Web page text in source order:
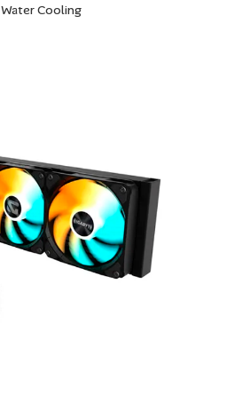
Water Cooling